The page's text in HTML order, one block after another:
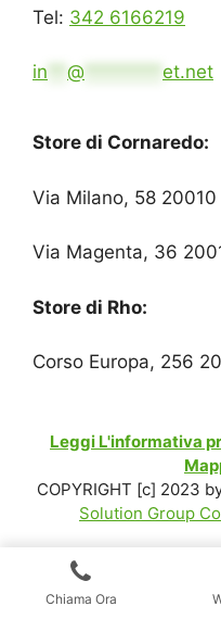
Tel: 342 6166219
in @ et.net
Store di Cornaredo:
Via Milano, 58
Via Magenta, 36
Store di Rho:
Corso Europa, 256
Leggi L'informativa
COPYRIGHT [c] 2023
Solution Group
Chiama Ora